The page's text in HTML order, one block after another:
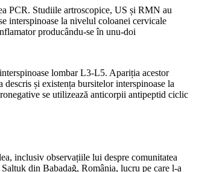
PCR. Studiile artroscopice, US și RMN au
interspinoase la nivelul coloanei cervicale
producându-se în unu-doi
lombar L3-L5. Apariția acestor
și existența bursitelor interspinoase la
se utilizează anticorpii antipeptid ciclic
inclusiv observațiile lui despre comunitatea
din Babadağ, România, lucru pe care l-a